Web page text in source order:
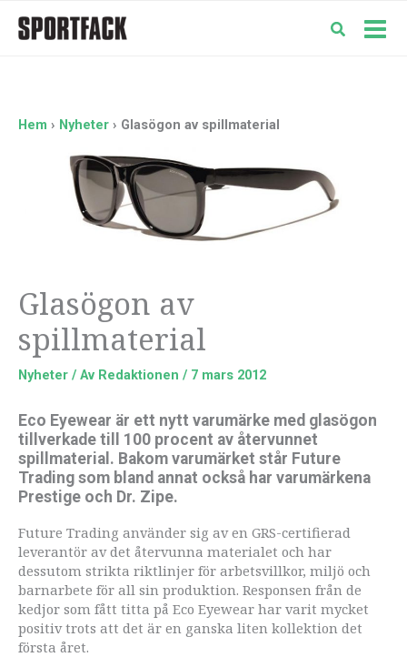
Hem Nyheter Glasögon av spillmaterial
Glasögon av
spillmaterial
Nyheter / Av Redaktionen / 7 mars 2012
Eco Eyewear är ett nytt varumärke med glasögon
tillverkade till 100 procent av återvunnet
spillmaterial. Bakom varumärket står Future
Trading som bland annat också har varumärkena
Prestige och Dr. Zipe.
Future Trading använder sig av en GRS-certifierad
leverantör av det återvunna materialet och har
dessutom strikta riktlinjer för arbetsvillkor, miljö och
barnarbete för all sin produktion. Responsen från de
kedjor som fått titta på Eco Eyewear har varit mycket
positiv trots att det är en ganska liten kollektion det
första året.